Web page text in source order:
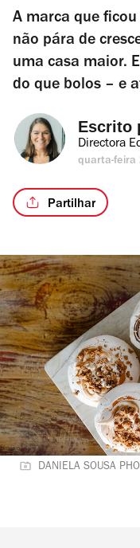
A marca que
não pára de
uma casa maior.
do que bolos – e
Escrito
Directora
quarta-feira
Partilhar
DANIELA SOUSA